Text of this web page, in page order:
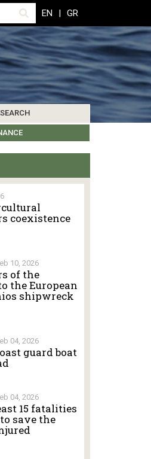
EN GR
EVENTS
OTHER ISLANDS
UPDATES
coexistence
10, 2026
of the
the European
shipwreck
04, 2026
guard boat
04, 2026
15 fatalities
save the